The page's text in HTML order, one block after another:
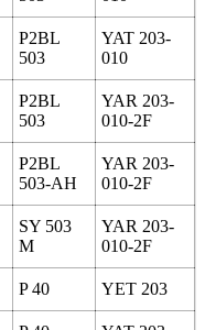
P2BL
503
YAT 203-
010
P2BL
503
YAR 203-
010-2F
P2BL
503-AH
YAR 203-
010-2F
SY 503
M
YAR 203-
010-2F
P 40 YET 203